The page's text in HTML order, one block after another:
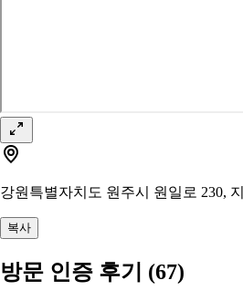
강원특별자치도 원주시 원일로 230,
복사
방문 인증 후기 (67)